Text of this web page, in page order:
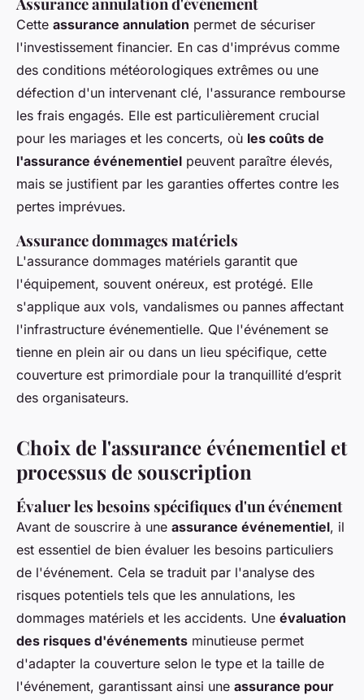
Cette assurance annulation permet de sécuriser
l'investissement financier. En cas d'imprévus comme
des conditions météorologiques extrêmes ou une
défection d'un intervenant clé, l'assurance rembourse
les frais engagés. Elle est particulièrement crucial
pour les mariages et les concerts, où les coûts de
l'assurance événementiel peuvent paraître élevés,
mais se justifient par les garanties offertes contre les
pertes imprévues.
Assurance dommages matériels
L'assurance dommages matériels garantit que
l'équipement, souvent onéreux, est protégé. Elle
s'applique aux vols, vandalismes ou pannes affectant
l'infrastructure événementielle. Que l'événement se
tienne en plein air ou dans un lieu spécifique, cette
couverture est primordiale pour la tranquillité d’esprit
des organisateurs.
Choix de l'assurance événementiel et
processus de souscription
Évaluer les besoins spécifiques d'un événement
Avant de souscrire à une assurance événementiel, il
est essentiel de bien évaluer les besoins particuliers
de l'événement. Cela se traduit par l'analyse des
risques potentiels tels que les annulations, les
dommages matériels et les accidents. Une évaluation
des risques d'événements minutieuse permet
d'adapter la couverture selon le type et la taille de
l'événement, garantissant ainsi une assurance pour